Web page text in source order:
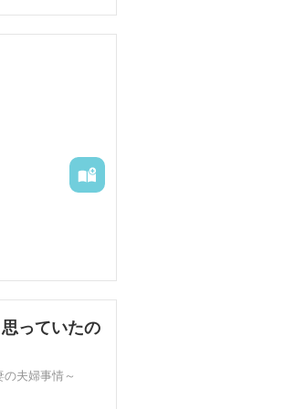
っていたの
夫婦事情～